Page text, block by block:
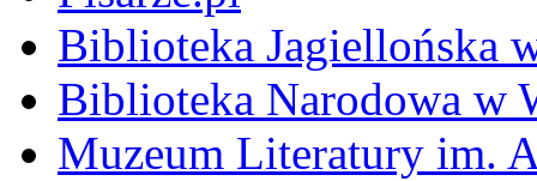
Biblioteka Jagiellońska
Biblioteka Narodowa w
Muzeum Literatury im.